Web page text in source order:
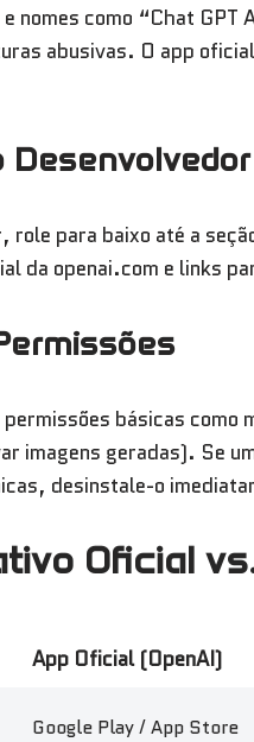
nomes como “Chat
abusivas. O app
Desenvolvedor
role para baixo até a
da openai.com e links
básicas como
imagens geradas). Se
desinstale-o
Oficial
App Oficial (OpenAI)
Google Play / App Store